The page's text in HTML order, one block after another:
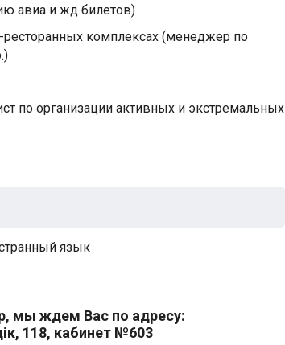
авиа и жд билетов)
комплексах (менеджер по
по организации активных и экстремальных
язык
мы ждем Вас по адресу:
118, кабинет №603